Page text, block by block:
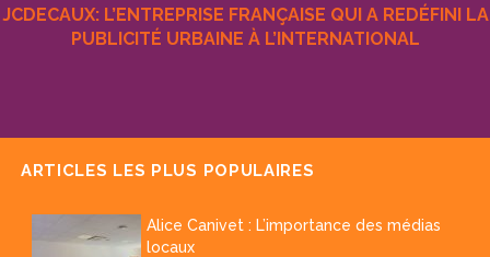
JCDECAUX: L’ENTREPRISE FRANÇAISE QUI A REDÉFINI LA
PUBLICITÉ URBAINE À L’INTERNATIONAL
ARTICLES LES PLUS POPULAIRES
Alice Canivet : L’importance des médias
locaux